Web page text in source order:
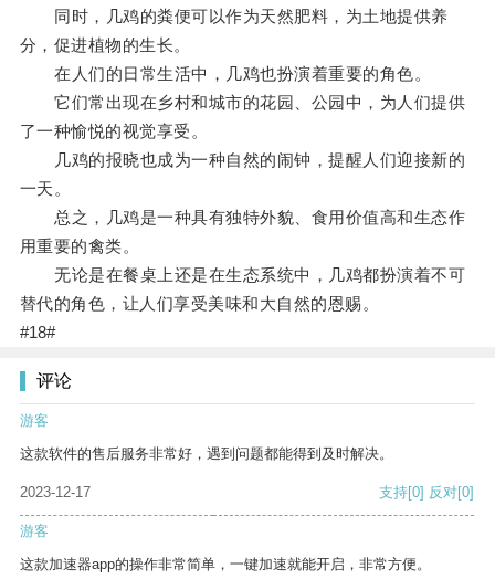
同时，几鸡的粪便可以作为天然肥料，为土地提供养
分，促进植物的生长。
在人们的日常生活中，几鸡也扮演着重要的角色。
它们常出现在乡村和城市的花园、公园中，为人们提供
了一种愉悦的视觉享受。
几鸡的报晓也成为一种自然的闹钟，提醒人们迎接新的
一天。
总之，几鸡是一种具有独特外貌、食用价值高和生态作
用重要的禽类。
无论是在餐桌上还是在生态系统中，几鸡都扮演着不可
替代的角色，让人们享受美味和大自然的恩赐。
#18#
评论
游客
这款软件的售后服务非常好，遇到问题都能得到及时解决。
2023-12-17 支持[0] 反对[0]
游客
这款加速器app的操作非常简单，一键加速就能开启，非常方便。